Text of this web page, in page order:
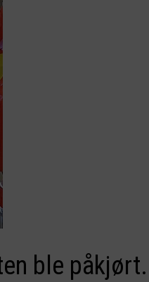
ble